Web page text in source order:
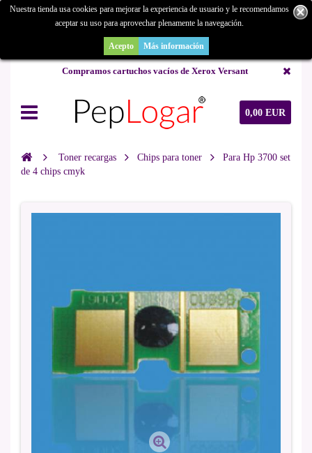
¿Buscas un repuesto de copiadora o buscas una de ocasión y no la
encuentras? Consúltanos.
Compramos cartuchos vacíos de Xerox Versant
0,00 EUR
Nuestra tienda usa cookies para mejorar la experiencia de usuario y le recomendamos
aceptar su uso para aprovechar plenamente la navegación.
Acepto Más información
Toner recargas Chips para toner
Para Hp 3700 set
de 4 chips cmyk